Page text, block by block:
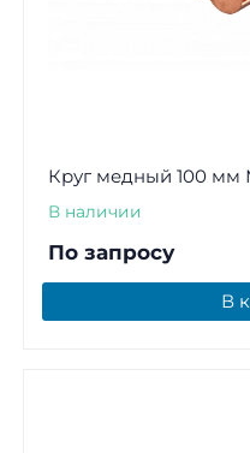
Круг медный 100 мм
В наличии
По запросу
В